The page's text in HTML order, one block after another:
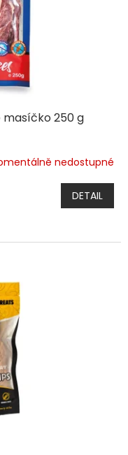
masíčko 250 g
nedostupné
DETAIL